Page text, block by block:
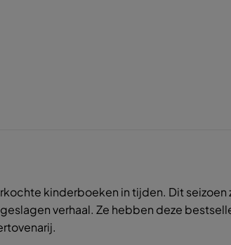
kinderboeken in tijden. Dit seizoen
verhaal. Ze hebben deze